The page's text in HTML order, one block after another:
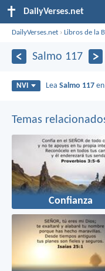
DailyVerses.net
DailyVerses.net ›Libros de la
Salmo 117
NVI LeaSalmo 117
Temas
Confianza